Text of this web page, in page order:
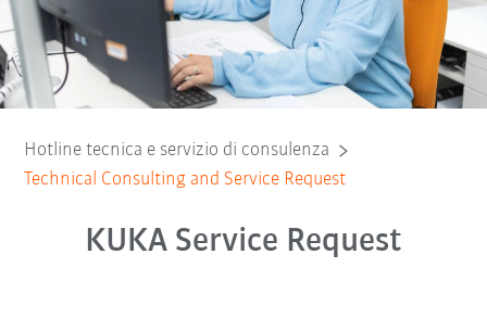
Hotline tecnica e servizio di consulenza
Technical Consulting and Service Request
KUKA Service Request